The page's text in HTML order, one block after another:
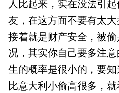
人比起来，实在没法引
友，在这方面不要有太大
接着就是财产安全，被
况，其实你自己要多注
生的概率是很小的，要
比意大利小偷高很多，